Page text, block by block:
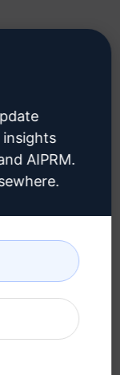
insights
AIPRM.